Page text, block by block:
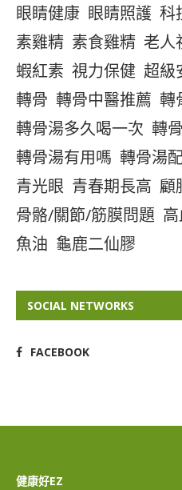
眼睛健康 眼睛照護 科
素雞精 素食雞精 老人
蝦紅素 視力保健 超級
轉骨 轉骨中醫推薦 轉
轉骨湯多久喝一次 轉
轉骨湯有用嗎 轉骨湯
青光眼 青春期長高 顧
骨骼/關節/筋膜問題
魚油 龜鹿二仙膠
SOCIAL NETWORKS
FACEBOOK
健康好EZ